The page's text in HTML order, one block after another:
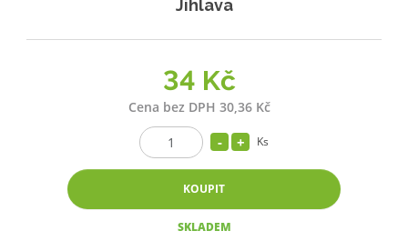
Jihlava
34 Kč
Cena bez DPH 30,36 Kč
Ks
KOUPIT
SKLADEM